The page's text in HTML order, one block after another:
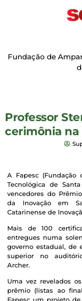
Fundação de
Professor
cerimônia na
A Fapesc
Tecnológica de
vencedores do
da Inovação em
Catarinense de
Mais de 100
entregues numa
governo estadual, de
superior no
Archer.
Uma vez revelados
prêmio (listas ao